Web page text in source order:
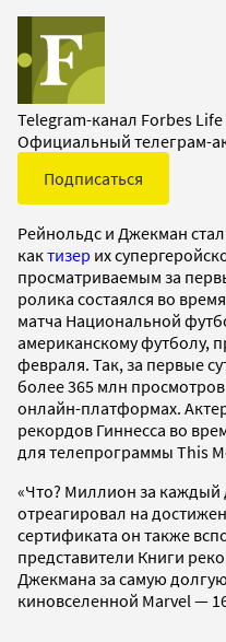
Telegram-канал Forbes Life
Официальный телеграм-
Подписаться
Рейнольдс и Джекман
кактизер их
просматриваемым за
ролика состаялся во
матча Национальной
американскому футболу,
февраля. Так, за первые
более 365 млн
онлайн-платформах.
рекордов Гиннесса во
для телепрограммы This
«Что? Миллион за каждый
отреагировал на
сертификата он также
представители Книги
Джекмана за самую
киновселенной Marvel —